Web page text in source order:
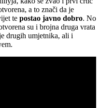
a to znači da je
te postao javno dobro. No
su i brojna druga vrata
drugih umjetnika, ali i